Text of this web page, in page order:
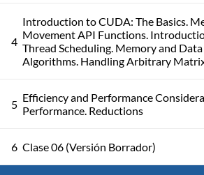
4
Introduction to CUDA: The Basics.
Movement API Functions.
Thread Scheduling. Memory and
Algorithms. Handling Arbitrary
5 Efficiency and Performance
Performance. Reductions
6 Clase 06 (Versión Borrador)